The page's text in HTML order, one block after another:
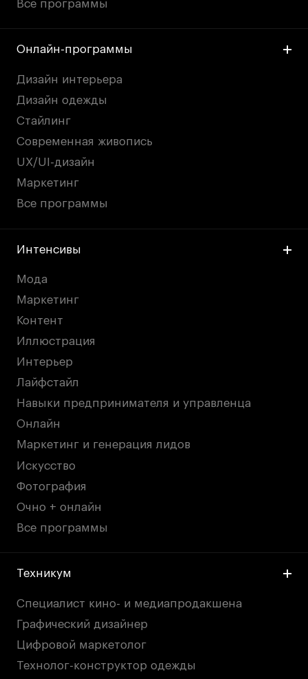
Все программы
Онлайн-программы
Дизайн интерьера
Дизайн одежды
Стайлинг
Современная живопись
UX/UI-дизайн
Маркетинг
Все программы
Интенсивы
Мода
Маркетинг
Контент
Иллюстрация
Интерьер
Лайфстайл
Навыки предпринимателя и управленца
Онлайн
Маркетинг и генерация лидов
Искусство
Фотография
Очно + онлайн
Все программы
Техникум
Специалист кино- и медиапродакшена
Графический дизайнер
Цифровой маркетолог
Технолог-конструктор одежды